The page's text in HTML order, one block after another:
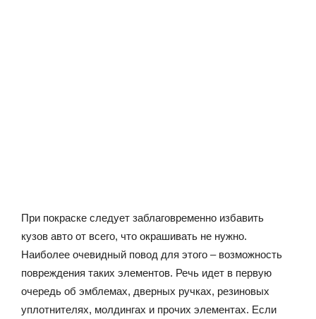
При покраске следует заблаговременно избавить
кузов авто от всего, что окрашивать не нужно.
Наиболее очевидный повод для этого – возможность
повреждения таких элементов. Речь идет в первую
очередь об эмблемах, дверных ручках, резиновых
уплотнителях, молдингах и прочих элементах. Если